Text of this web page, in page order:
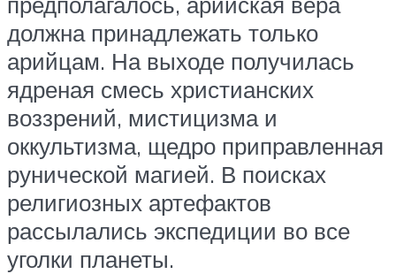
должна принадлежать только
арийцам. На выходе получилась
ядреная смесь христианских
воззрений, мистицизма и
оккультизма, щедро приправленная
рунической магией. В поисках
религиозных артефактов
рассылались экспедиции во все
уголки планеты.